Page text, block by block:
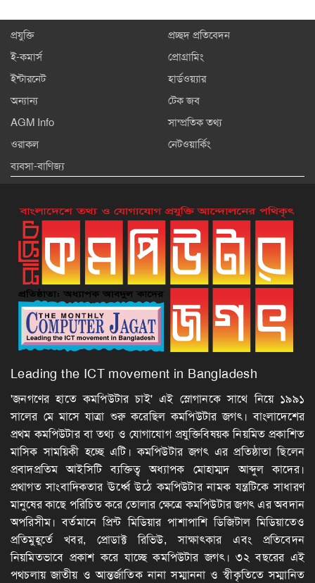
প্রযুক্তি
প্রচ্ছদ প্রতিবেদন
ই-কমার্স
প্রোগ্রামিং
ইন্টারনেট
হার্ডওয়্যার
অন্যান্য
টেক জব
AGM Info
সাম্প্রতিক তথ্য
ওরাকল
নেটওয়ার্কিং
ব্যবসা-বাণিজ্য
Leading the ICT movement in Bangladesh
'জনগণের হাতে কমপিউটার চাই' এই স্লোগানকে সাথে নিয়ে ১৯৯১
সালের মে মাসে যাত্রা শুরু করেছিল কমপিউটার জগৎ। বাংলাদেশের
প্রথম কমপিউটার বা তথ্য ও যোগাযোগ প্রযুক্তিবিষয়ক নিয়মিত প্রকাশিত
মাসিক সাময়িকী হচ্ছে এটি। কমপিউটার জগৎ এর প্রতিষ্ঠাতা ছিলেন
প্রবাদপ্রতিম আইসিটি ব্যক্তিত্ব অধ্যাপক মোহাম্মদ আব্দুল কাদের।
প্রথাগত সাংবাদিকতার ঊর্ধ্বে উঠে কমপিউটার নামক যন্ত্রটিকে সাধারণ
মানুষের কাছে পরিচিত করে তোলার ক্ষেত্রে কমপিউটার জগৎ এর অবদান
অপরিসীম। বর্তমানে প্রিন্ট মিডিয়ার পাশাপাশি ডিজিটাল মিডিয়াতেও
প্রতিমুহূর্তে খবর, প্রোডাক্ট রিভিউ, সাক্ষাৎকার এবং প্রতিবেদন
নিয়মিতভাবে প্রকাশ করে যাচ্ছে কমপিউটার জগৎ। ৩২ বছরের এই
পথচলায় জাতীয় ও আন্তর্জাতিক নানা সম্মাননা ও স্বীকৃতিতে সম্মানিত